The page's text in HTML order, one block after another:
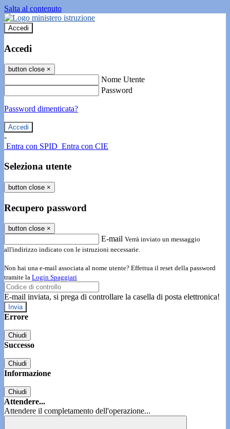
Salta al contenuto
Accedi
Accedi
button close ×
Nome Utente
Password
Password dimenticata?
-
Entra con SPID Entra con CIE
Seleziona utente
button close ×
Recupero password
button close ×
E-mail Verrà inviato un messaggio
all'indirizzo indicato con le istruzioni necessarie.
Non hai una e-mail associata al nome utente? Effettua il reset della password
tramite la Login Spaggiari
E-mail inviata, si prega di controllare la casella di posta elettronica!
Errore
Chiudi
Successo
Chiudi
Informazione
Chiudi
Attendere...
Attendere il completamento dell'operazione...